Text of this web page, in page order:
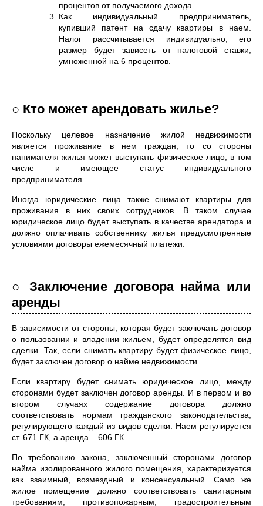
процентов от получаемого дохода.
Как индивидуальный предприниматель,
купивший патент на сдачу квартиры в наем.
Налог рассчитывается индивидуально, его
размер будет зависеть от налоговой ставки,
умноженной на 6 процентов.
○ Кто может арендовать жилье?
Поскольку целевое назначение жилой недвижимости
является проживание в нем граждан, то со стороны
нанимателя жилья может выступать физическое лицо, в том
числе и имеющее статус индивидуального
предпринимателя.
Иногда юридические лица также снимают квартиры для
проживания в них своих сотрудников. В таком случае
юридическое лицо будет выступать в качестве арендатора и
должно оплачивать собственнику жилья предусмотренные
условиями договоры ежемесячный платежи.
○ Заключение договора найма или
аренды
В зависимости от стороны, которая будет заключать договор
о пользовании и владении жильем, будет определятся вид
сделки. Так, если снимать квартиру будет физическое лицо,
будет заключен договор о найме недвижимости.
Если квартиру будет снимать юридическое лицо, между
сторонами будет заключен договор аренды. И в первом и во
втором случаях содержание договора должно
соответствовать нормам гражданского законодательства,
регулирующего каждый из видов сделки. Наем регулируется
ст. 671 ГК, а аренда – 606 ГК.
По требованию закона, заключенный сторонами договор
найма изолированного жилого помещения, характеризуется
как взаимный, возмездный и консенсуальный. Само же
жилое помещение должно соответствовать санитарным
требованиям, противопожарным, градостроительным